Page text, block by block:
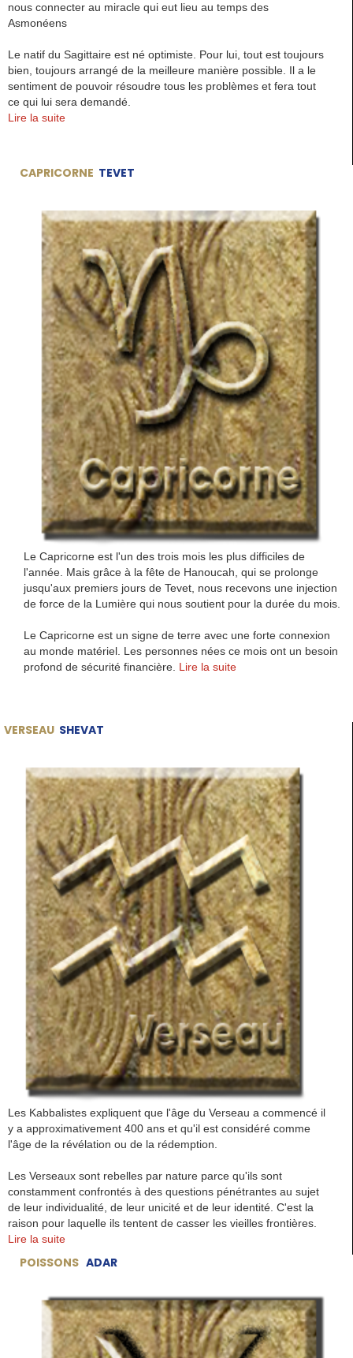
nous connecter au miracle qui eut lieu au temps des
Asmonéens
Le natif du Sagittaire est né optimiste. Pour lui, tout est toujours
bien, toujours arrangé de la meilleure manière possible. Il a le
sentiment de pouvoir résoudre tous les problèmes et fera tout
ce qui lui sera demandé.
Lire la suite
CAPRICORNE TEVET
Le Capricorne est l'un des trois mois les plus difficiles de
l'année. Mais grâce à la fête de Hanoucah, qui se prolonge
jusqu'aux premiers jours de Tevet, nous recevons une injection
de force de la Lumière qui nous soutient pour la durée du mois.
Le Capricorne est un signe de terre avec une forte connexion
au monde matériel. Les personnes nées ce mois ont un besoin
profond de sécurité financière. Lire la suite
VERSEAU SHEVAT
Les Kabbalistes expliquent que l'âge du Verseau a commencé il
y a approximativement 400 ans et qu'il est considéré comme
l'âge de la révélation ou de la rédemption.
Les Verseaux sont rebelles par nature parce qu'ils sont
constamment confrontés à des questions pénétrantes au sujet
de leur individualité, de leur unicité et de leur identité. C'est la
raison pour laquelle ils tentent de casser les vieilles frontières.
Lire la suite
POISSONS ADAR